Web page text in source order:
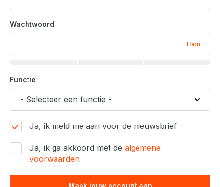
Wachtwoord
Toon
Functie
Ja, ik meld me aan voor de nieuwsbrief
Ja, ik ga akkoord met de algemene
voorwaarden
Maak jouw account aan